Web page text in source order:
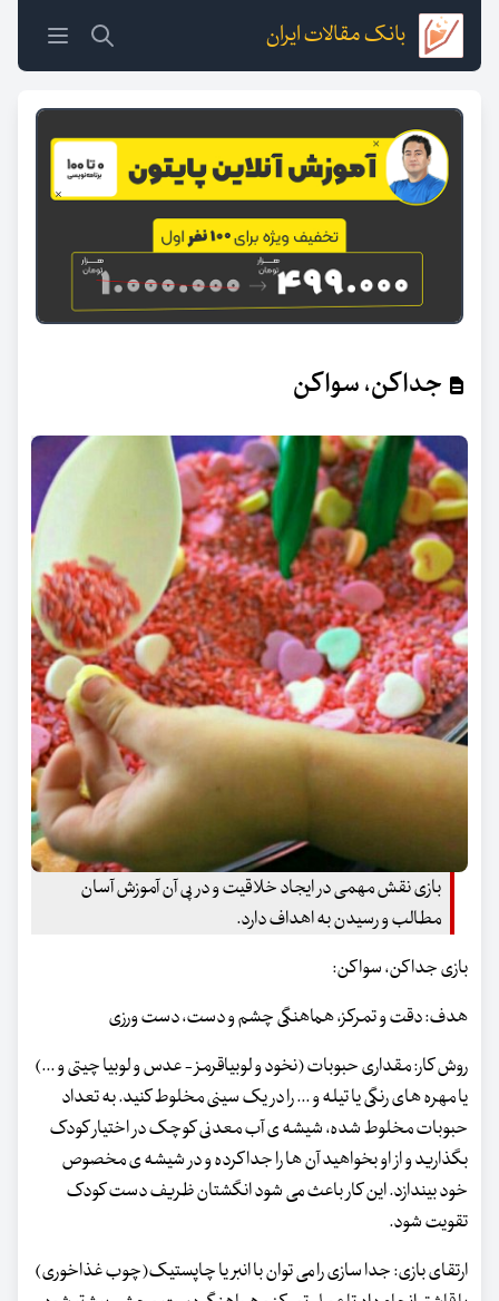
بانک مقالات ایران
جدا کن، سوا کن
بازی نقش مهمی در ایجاد خلاقیت و در پی آن آموزش آسان
مطالب و رسیدن به اهداف دارد.
بازی جدا کن، سوا کن:
هدف: دقت و تمرکز، هماهنگی چشم و دست، دست ورزی
روش کار: مقداری حبوبات (نخود و لوبیاقرمز - عدس و لوبیا چیتی و ...)
یا مهره های رنگی یا تیله و ... را در یک سینی مخلوط کنید. به تعداد
حبوبات مخلوط شده، شیشه ی آب معدنی کوچک در اختیار کودک
بگذارید و از او بخواهید آن ها را جدا کرده و در شیشه ی مخصوص
خود بیندازد. این کار باعث می شود انگشتان ظریف دست کودک
تقویت شود.
ارتقای بازی: جدا سازی را می توان با انبر یا چاپستیک(چوب غذاخوری)